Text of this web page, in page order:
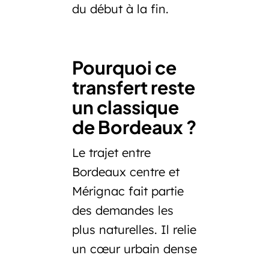
du début à la fin.
Pourquoi ce
transfert reste
un classique
de Bordeaux ?
Le trajet entre
Bordeaux centre et
Mérignac fait partie
des demandes les
plus naturelles. Il relie
un cœur urbain dense